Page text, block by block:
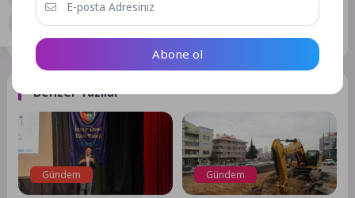
GÖNDER
Benzer Yazılar
Gündem Gündem
Abone ol